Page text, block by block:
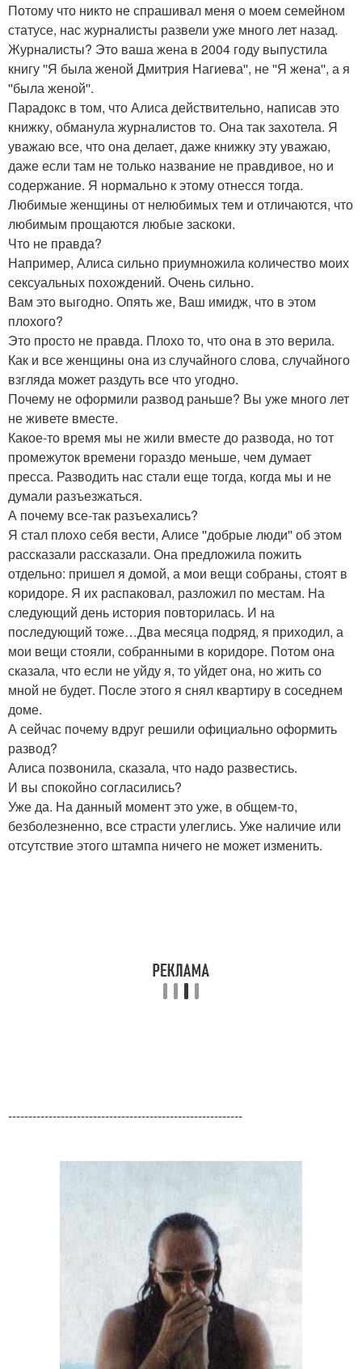
Потому что никто не спрашивал меня о моем семейном
статусе, нас журналисты развели уже много лет назад.
Журналисты? Это ваша жена в 2004 году выпустила
книгу ''Я была женой Дмитрия Нагиева'', не ''Я жена'', а я
''была женой''.
Парадокс в том, что Алиса действительно, написав это
книжку, обманула журналистов то. Она так захотела. Я
уважаю все, что она делает, даже книжку эту уважаю,
даже если там не только название не правдивое, но и
содержание. Я нормально к этому отнесся тогда.
Любимые женщины от нелюбимых тем и отличаются, что
любимым прощаются любые заскоки.
Что не правда?
Например, Алиса сильно приумножила количество моих
сексуальных похождений. Очень сильно.
Вам это выгодно. Опять же, Ваш имидж, что в этом
плохого?
Это просто не правда. Плохо то, что она в это верила.
Как и все женщины она из случайного слова, случайного
взгляда может раздуть все что угодно.
Почему не оформили развод раньше? Вы уже много лет
не живете вместе.
Какое-то время мы не жили вместе до развода, но тот
промежуток времени гораздо меньше, чем думает
пресса. Разводить нас стали еще тогда, когда мы и не
думали разъезжаться.
А почему все-так разъехались?
Я стал плохо себя вести, Алисе ''добрые люди'' об этом
рассказали рассказали. Она предложила пожить
отдельно: пришел я домой, а мои вещи собраны, стоят в
коридоре. Я их распаковал, разложил по местам. На
следующий день история повторилась. И на
последующий тоже…Два месяца подряд, я приходил, а
мои вещи стояли, собранными в коридоре. Потом она
сказала, что если не уйду я, то уйдет она, но жить со
мной не будет. После этого я снял квартиру в соседнем
доме.
А сейчас почему вдруг решили официально оформить
развод?
Алиса позвонила, сказала, что надо развестись.
И вы спокойно согласились?
Уже да. На данный момент это уже, в общем-то,
безболезненно, все страсти улеглись. Уже наличие или
отсутствие этого штампа ничего не может изменить.
----------------------------------------------------------